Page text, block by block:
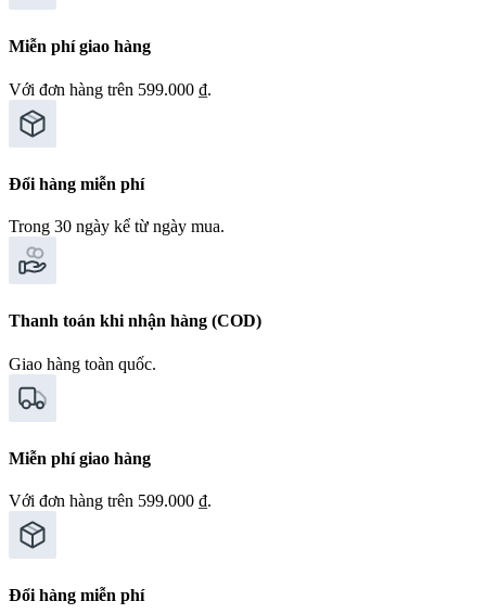
Miễn phí giao hàng
Với đơn hàng trên 599.000 ₫.
Đổi hàng miễn phí
Trong 30 ngày kể từ ngày mua.
Thanh toán khi nhận hàng (COD)
Giao hàng toàn quốc.
Miễn phí giao hàng
Với đơn hàng trên 599.000 ₫.
Đổi hàng miễn phí